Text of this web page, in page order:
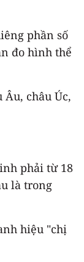
phần số
đo hình thể
châu Úc,
phải từ 18
là trong
hiệu "chị